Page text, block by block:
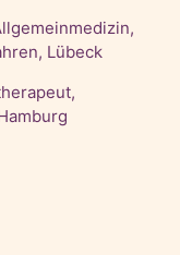
Lübeck